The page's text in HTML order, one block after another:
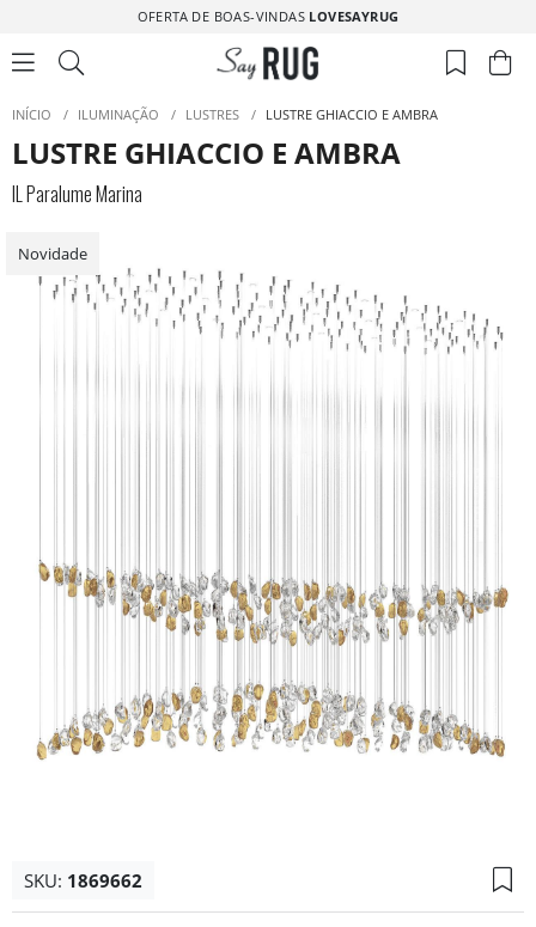
OFERTA DE BOAS-VINDAS LOVESAYRUG
INÍCIO / ILUMINAÇÃO / LUSTRES / LUSTRE GHIACCIO E AMBRA
LUSTRE GHIACCIO E AMBRA
IL Paralume Marina
Novidade
SKU: 1869662